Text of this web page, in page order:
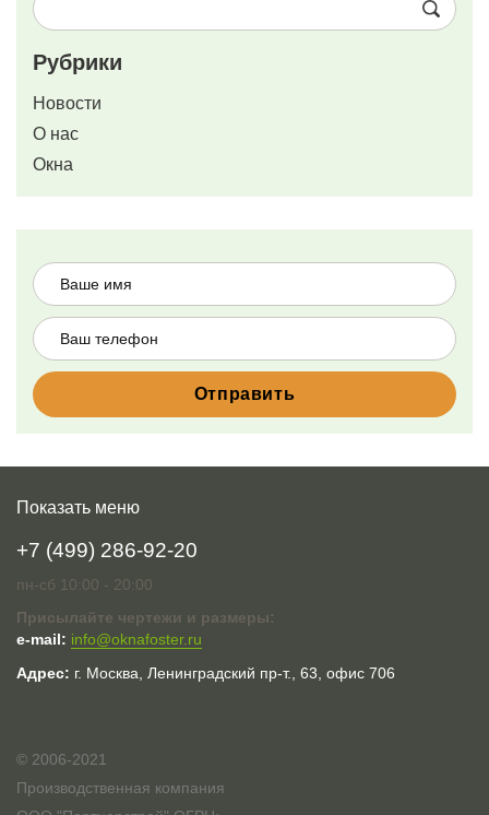
Рубрики
Новости
О нас
Окна
Показать меню
+7 (499) 286-92-20
пн-сб 10:00 - 20:00
Присылайте чертежи и размеры:
e-mail: info@oknafoster.ru
Адрес: г. Москва, Ленинградский пр-т., 63, офис 706
© 2006-2021
Производственная компания